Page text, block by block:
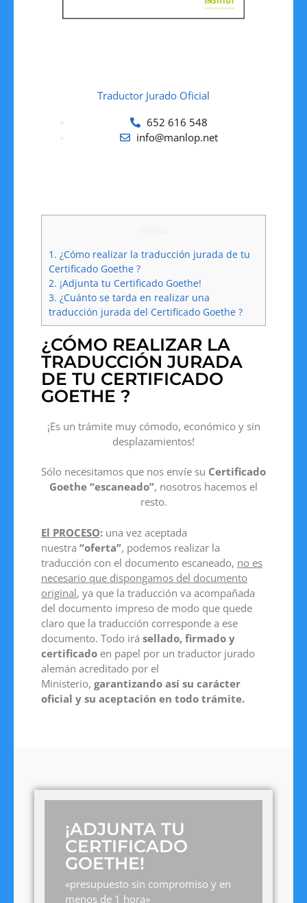
Traductor Jurado Oficial
652 616 548
info@manlop.net
1. ¿Cómo realizar la traducción jurada de tu
Certificado Goethe ?
2. ¡Adjunta tu Certificado Goethe!
3. ¿Cuánto se tarda en realizar una
traducción jurada del Certificado Goethe ?
¿CÓMO REALIZAR LA
TRADUCCIÓN JURADA
DE TU CERTIFICADO
GOETHE ?
¡Es un trámite muy cómodo, económico y sin
desplazamientos!
Sólo necesitamos que nos envíe su Certificado
Goethe “escaneado”, nosotros hacemos el
resto.
El PROCESO: una vez aceptada
nuestra “oferta”, podemos realizar la
traducción con el documento escaneado, no es
necesario que dispongamos del documento
original, ya que la traducción va acompañada
del documento impreso de modo que quede
claro que la traducción corresponde a ese
documento. Todo irá sellado, firmado y
certificado en papel por un traductor jurado
alemán acreditado por el
Ministerio, garantizando así su carácter
oficial y su aceptación en todo trámite.
¡ADJUNTA TU
CERTIFICADO
GOETHE!
«presupuesto sin compromiso y en
menos de 1 hora»